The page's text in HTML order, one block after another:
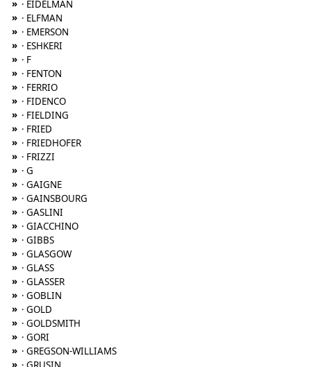
» · EIDELMAN
» · ELFMAN
» · EMERSON
» · ESHKERI
» · F
» · FENTON
» · FERRIO
» · FIDENCO
» · FIELDING
» · FRIED
» · FRIEDHOFER
» · FRIZZI
» · G
» · GAIGNE
» · GAINSBOURG
» · GASLINI
» · GIACCHINO
» · GIBBS
» · GLASGOW
» · GLASS
» · GLASSER
» · GOBLIN
» · GOLD
» · GOLDSMITH
» · GORI
» · GREGSON-WILLIAMS
»